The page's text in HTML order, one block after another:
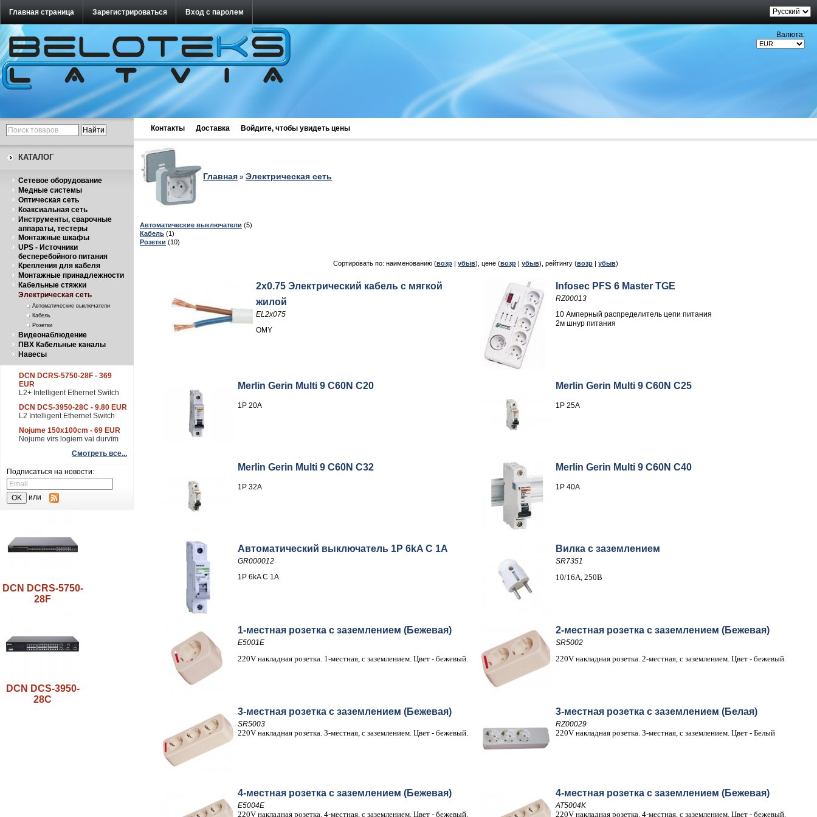
Главная страница Зарегистрироваться Вход с паролем
Валюта:
КАТАЛОГ
Cетевое оборудование
Медные системы
Оптическая сеть
Коаксиальная сеть
Инструменты, сварочные
аппараты, тестеры
Монтажные шкафы
UPS - Источники
бесперебойного питания
Крепления для кабеля
Монтажные принадлежности
Кабельные стяжки
Электрическая сеть
Автоматические выключатели
Кабель
Розетки
Видеонаблюдение
ПВХ Кабельные каналы
Навесы
DCN DCRS-5750-28F - 369
EUR
L2+ Intelligent Ethernet Switch
DCN DCS-3950-28C - 9.80 EUR
L2 Intelligent Ethernet Switch
Nojume 150x100cm - 69 EUR
Nojume virs logiem vai durvīm
Смотреть все...
Подписаться на новости:
или
DCN DCRS-5750-
28F
DCN DCS-3950-
28C
Контакты Доставка Войдите, чтобы увидеть цены
Главная » Электрическая сеть
Автоматические выключатели (5)
Кабель (1)
Розетки (10)
Сортировать по: наименованию (возр| убыв), цене (возр| убыв), рейтингу (возр| убыв)
2x0.75 Электрический кабель с мягкой
жилой
EL2x075
OMY
Infosec PFS 6 Master TGE
RZ00013
10 Амперный распределитель цепи питания
2м шнур питания
Merlin Gerin Multi 9 C60N C20
1P 20A
Merlin Gerin Multi 9 C60N C25
1P 25A
Merlin Gerin Multi 9 C60N C32
1P 32A
Merlin Gerin Multi 9 C60N C40
1P 40A
Автоматический выключатель 1P 6kA C 1A
GR000012
1P 6kA C 1A
Вилка с заземлением
SR7351
10/16A, 250В
1-местная розетка с заземлением (Бежевая)
E5001E
220V накладная розетка. 1-местная, с заземлением. Цвет - бежевый.
2-местная розетка с заземлением (Бежевая)
SR5002
220V накладная розетка. 2-местная, с заземлением. Цвет - бежевый.
3-местная розетка с заземлением (Бежевая)
SR5003
220V накладная розетка. 3-местная, с заземлением. Цвет - бежевый.
3-местная розетка с заземлением (Белая)
RZ00029
220V накладная розетка. 3-местная, с заземлением. Цвет - Белый
4-местная розетка с заземлением (Бежевая)
E5004E
220V накладная розетка. 4-местная, с заземлением. Цвет - бежевый.
4-местная розетка с заземлением (Бежевая)
AT5004K
220V накладная розетка. 4-местная, с заземлением. Цвет - бежевый.